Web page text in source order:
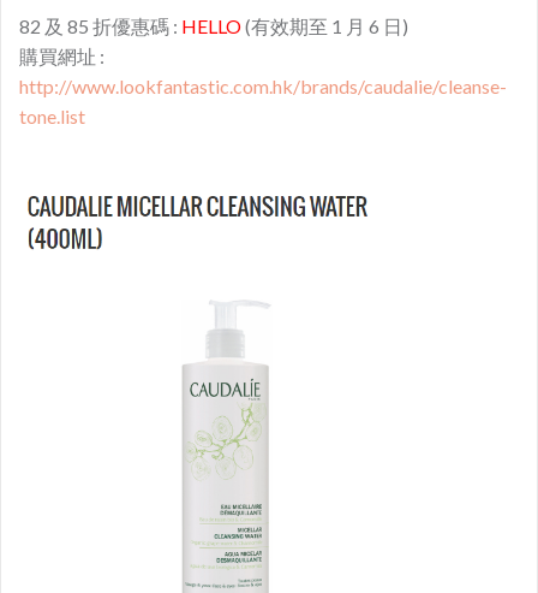
82 及 85 折優惠碼 : HELLO(有效期至 1 月 6 日)
購買網址 :
http://www.lookfantastic.com.hk/brands/caudalie/cleanse-
tone.list